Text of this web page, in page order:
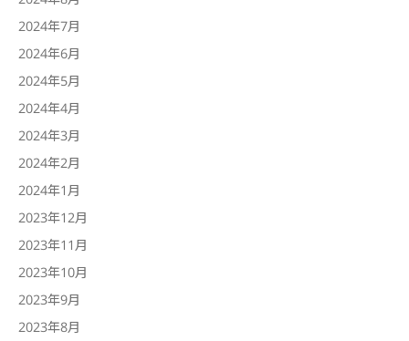
2024年7月
2024年6月
2024年5月
2024年4月
2024年3月
2024年2月
2024年1月
2023年12月
2023年11月
2023年10月
2023年9月
2023年8月